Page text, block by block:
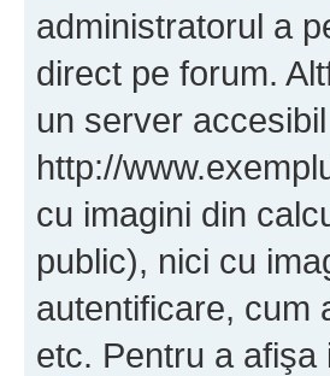
administratorul a
direct pe forum.
un server
http://
cu imagini din
public), nici cu
autentificare, cum
etc. Pentru a afişa